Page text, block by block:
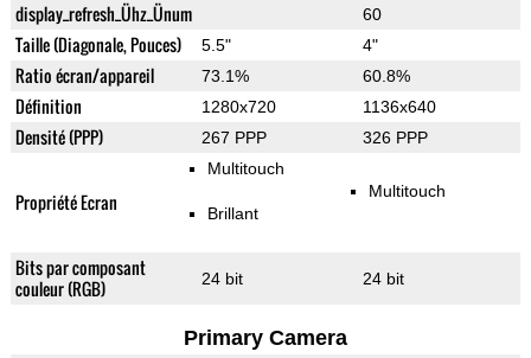
display_refresh_Ühz_Ünum 60
Taille (Diagonale, Pouces) 5.5" 4"
Ratio écran/appareil 73.1% 60.8%
Définition 1280x720 1136x640
Densité (PPP) 267 PPP 326 PPP
Propriété Ecran
Multitouch
Brillant
Multitouch
Bits par composant
couleur (RGB)
24 bit 24 bit
Primary Camera